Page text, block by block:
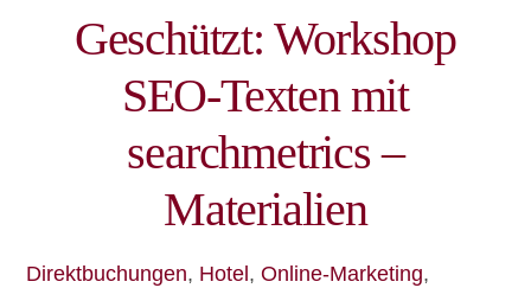
Geschützt: Workshop
SEO-Texten mit
searchmetrics –
Materialien
Direktbuchungen, Hotel ,Online-Marketing,